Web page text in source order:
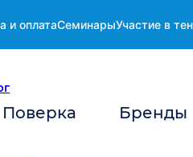
и оплатаСеминарыУчастие в
Поверка Бренды